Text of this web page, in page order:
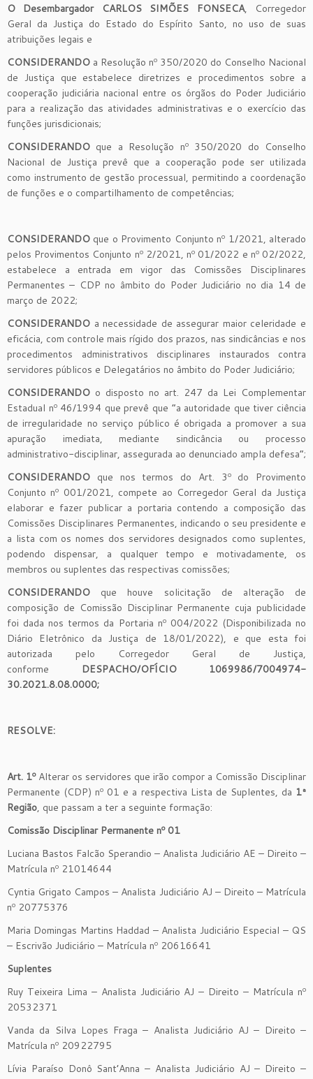
O Desembargador CARLOS SIMÕES FONSECA, Corregedor
Geral da Justiça do Estado do Espírito Santo, no uso de suas
atribuições legais e
CONSIDERANDO a Resolução nº 350/2020 do Conselho Nacional
de Justiça que estabelece diretrizes e procedimentos sobre a
cooperação judiciária nacional entre os órgãos do Poder Judiciário
para a realização das atividades administrativas e o exercício das
funções jurisdicionais;
CONSIDERANDO que a Resolução nº 350/2020 do Conselho
Nacional de Justiça prevê que a cooperação pode ser utilizada
como instrumento de gestão processual, permitindo a coordenação
de funções e o compartilhamento de competências;
CONSIDERANDO que o Provimento Conjunto nº 1/2021, alterado
pelos Provimentos Conjunto nº 2/2021, nº 01/2022 e nº 02/2022,
estabelece a entrada em vigor das Comissões Disciplinares
Permanentes – CDP no âmbito do Poder Judiciário no dia 14 de
março de 2022;
CONSIDERANDO a necessidade de assegurar maior celeridade e
eficácia, com controle mais rígido dos prazos, nas sindicâncias e nos
procedimentos administrativos disciplinares instaurados contra
servidores públicos e Delegatários no âmbito do Poder Judiciário;
CONSIDERANDO o disposto no art. 247 da Lei Complementar
Estadual nº 46/1994 que prevê que “a autoridade que tiver ciência
de irregularidade no serviço público é obrigada a promover a sua
apuração imediata, mediante sindicância ou processo
administrativo-disciplinar, assegurada ao denunciado ampla defesa”;
CONSIDERANDO que nos termos do Art. 3º do Provimento
Conjunto nº 001/2021, compete ao Corregedor Geral da Justiça
elaborar e fazer publicar a portaria contendo a composição das
Comissões Disciplinares Permanentes, indicando o seu presidente e
a lista com os nomes dos servidores designados como suplentes,
podendo dispensar, a qualquer tempo e motivadamente, os
membros ou suplentes das respectivas comissões;
CONSIDERANDO que houve solicitação de alteração de
composição de Comissão Disciplinar Permanente cuja publicidade
foi dada nos termos da Portaria nº 004/2022 (Disponibilizada no
Diário Eletrônico da Justiça de 18/01/2022), e que esta foi
autorizada pelo Corregedor Geral de Justiça,
conforme
DESPACHO/OFÍCIO 1069986​/7004974-
30.2021.8.08.0000;
RESOLVE:
Art. 1ºAlterar os servidores que irão compor a Comissão Disciplinar
Permanente (CDP) nº 01 e a respectiva Lista de Suplentes, da 1ª
Região, que passam a ter a seguinte formação:
Comissão Disciplinar Permanente nº 01
Luciana Bastos Falcão Sperandio – Analista Judiciário AE – Direito –
Matrícula nº 21014644
Cyntia Grigato Campos – Analista Judiciário AJ – Direito – Matrícula
nº 20775376
Maria Domingas Martins Haddad – Analista Judiciário Especial – QS
– Escrivão Judiciário – Matrícula nº 20616641
Suplentes
Ruy Teixeira Lima – Analista Judiciário AJ – Direito – Matrícula nº
20532371
Vanda da Silva Lopes Fraga – Analista Judiciário AJ – Direito –
Matrícula nº 20922795
Lívia Paraíso Donô Sant’Anna – Analista Judiciário AJ – Direito –